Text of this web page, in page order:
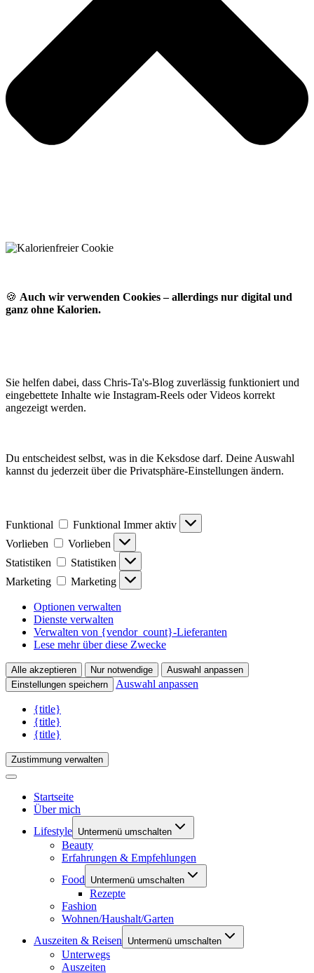
🍪 Auch wir verwenden Cookies – allerdings nur digital und
ganz ohne Kalorien.
Sie helfen dabei, dass Chris-Ta's-Blog zuverlässig funktioniert und
eingebettete Inhalte wie Instagram-Reels oder Videos korrekt
angezeigt werden.
Du entscheidest selbst, was in die Keksdose darf. Deine Auswahl
kannst du jederzeit über die Privatsphäre-Einstellungen ändern.
Funktional Funktional Immer aktiv
Vorlieben
Vorlieben
Statistiken
Statistiken
Marketing
Marketing
Optionen verwalten
Dienste verwalten
Verwalten von {vendor_count}-Lieferanten
Lese mehr über diese Zwecke
Alle akzeptieren Nur notwendige
Auswahl anpassen
Einstellungen speichern
Auswahl anpassen
{title}
{title}
{title}
Zustimmung verwalten
Startseite
Über mich
Lifestyle Untermenü umschalten
Beauty
Erfahrungen & Empfehlungen
Food
Untermenü umschalten
Rezepte
Fashion
Wohnen/Haushalt/Garten
Auszeiten & Reisen
Untermenü umschalten
Unterwegs
Auszeiten